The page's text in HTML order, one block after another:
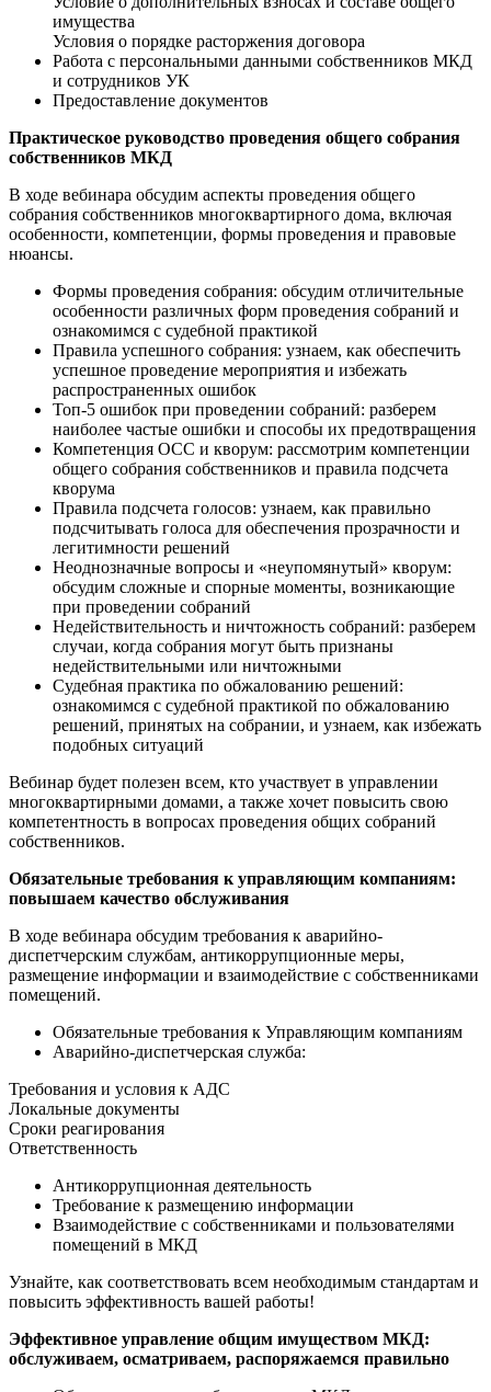
имущества
Условия о порядке расторжения договора
Работа с персональными данными собственников МКД
и сотрудников УК
Предоставление документов
Практическое руководство проведения общего собрания
собственников МКД
В ходе вебинара обсудим аспекты проведения общего
собрания собственников многоквартирного дома, включая
особенности, компетенции, формы проведения и правовые
нюансы.
Формы проведения собрания: обсудим отличительные
особенности различных форм проведения собраний и
ознакомимся с судебной практикой
Правила успешного собрания: узнаем, как обеспечить
успешное проведение мероприятия и избежать
распространенных ошибок
Топ-5 ошибок при проведении собраний: разберем
наиболее частые ошибки и способы их предотвращения
Компетенция ОСС и кворум: рассмотрим компетенции
общего собрания собственников и правила подсчета
кворума
Правила подсчета голосов: узнаем, как правильно
подсчитывать голоса для обеспечения прозрачности и
легитимности решений
Неоднозначные вопросы и «неупомянутый» кворум:
обсудим сложные и спорные моменты, возникающие
при проведении собраний
Недействительность и ничтожность собраний: разберем
случаи, когда собрания могут быть признаны
недействительными или ничтожными
Судебная практика по обжалованию решений:
ознакомимся с судебной практикой по обжалованию
решений, принятых на собрании, и узнаем, как избежать
подобных ситуаций
Вебинар будет полезен всем, кто участвует в управлении
многоквартирными домами, а также хочет повысить свою
компетентность в вопросах проведения общих собраний
собственников.
Обязательные требования к управляющим компаниям:
повышаем качество обслуживания
В ходе вебинара обсудим требования к аварийно-
диспетчерским службам, антикоррупционные меры,
размещение информации и взаимодействие с собственниками
помещений.
Обязательные требования к Управляющим компаниям
Аварийно-диспетчерская служба:
Требования и условия к АДС
Локальные документы
Сроки реагирования
Ответственность
Антикоррупционная деятельность
Требование к размещению информации
Взаимодействие с собственниками и пользователями
помещений в МКД
Узнайте, как соответствовать всем необходимым стандартам и
повысить эффективность вашей работы!
Эффективное управление общим имуществом МКД:
обслуживаем, осматриваем, распоряжаемся правильно